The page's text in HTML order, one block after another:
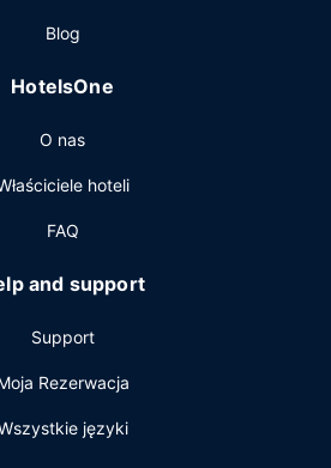
bar zakąskowy/delikatesy.
i samochodów oraz
w holu. Jeżeli planujesz spotkanie
konferencyjna o łącznej
(550 stopy kwadratowe).
Blog
HotelsOne
O nas
hoteli
FAQ
and support
Support
Rezerwacja
języki